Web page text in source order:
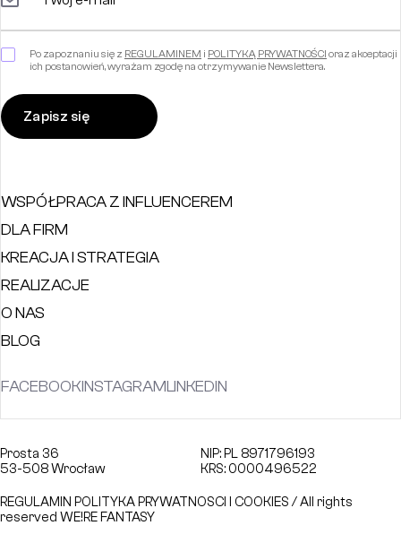
WSPÓŁPRACA Z INFLUENCEREM
DLA FIRM
KREACJA I STRATEGIA
REALIZACJE
O NAS
BLOG
FACEBOOKINSTAGRAMLINKEDIN
Po zapoznaniu się z REGULAMINEM i POLITYKĄ PRYWATNOŚCI oraz akceptacji
ich postanowień, wyrażam zgodę na otrzymywanie Newslettera.
Prosta 36
53-508 Wrocław
NIP: PL 8971796193
KRS: 0000496522
REGULAMIN POLITYKA PRYWATNOSCI I COOKIES / All rights
reserved WE!RE FANTASY